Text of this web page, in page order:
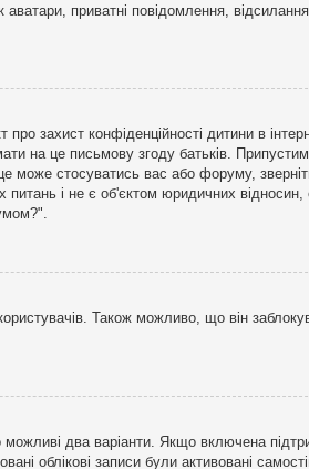
аватари, приватні повідомлення,
захист конфіденційності дитини в
на це письмову згоду батьків.
може стосуватись вас або форуму,
і не є об'єктом юридичних
Також можливо, що він
можливі два варіанти. Якщо включена
облікові записи були активовані